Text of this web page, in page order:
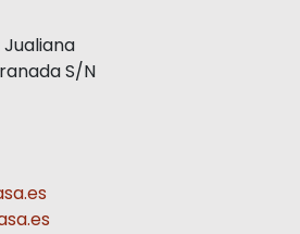
S/N